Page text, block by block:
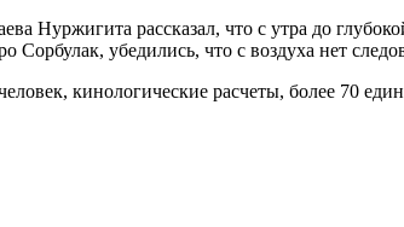
Нуржигита рассказал, что с утра до
убедились, что с воздуха нет
кинологические расчеты, более 70